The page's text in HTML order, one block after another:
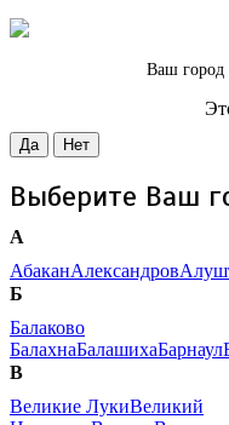
Ваш город
Да Нет
Выберите Ваш
А
АбаканАлександров
Б
Балаково
БалахнаБалашихаБарнаул
В
Великие ЛукиВеликий